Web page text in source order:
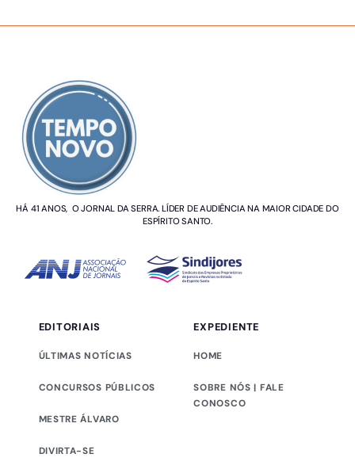
HÁ 41 ANOS, O JORNAL DA SERRA. LÍDER DE AUDIÊNCIA NA MAIOR CIDADE DO
ESPÍRITO SANTO.
EDITORIAIS
ÚLTIMAS NOTÍCIAS
CONCURSOS PÚBLICOS
MESTRE ÁLVARO
DIVIRTA-SE
EXPEDIENTE
HOME
SOBRE NÓS | FALE
CONOSCO